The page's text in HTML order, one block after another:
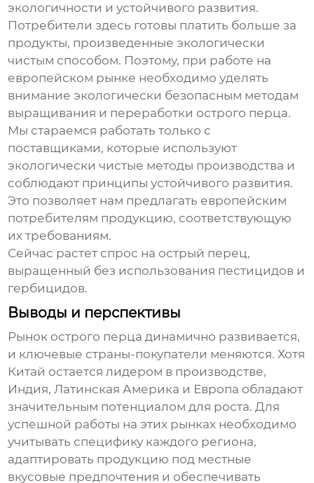
экологичности и устойчивого развития.
Потребители здесь готовы платить больше за
продукты, произведенные экологически
чистым способом. Поэтому, при работе на
европейском рынке необходимо уделять
внимание экологически безопасным методам
выращивания и переработки острого перца.
Мы стараемся работать только с
поставщиками, которые используют
экологически чистые методы производства и
соблюдают принципы устойчивого развития.
Это позволяет нам предлагать европейским
потребителям продукцию, соответствующую
их требованиям.
Сейчас растет спрос на острый перец,
выращенный без использования пестицидов и
гербицидов.
Выводы и перспективы
Рынок острого перца динамично развивается,
и ключевые страны-покупатели меняются. Хотя
Китай остается лидером в производстве,
Индия, Латинская Америка и Европа обладают
значительным потенциалом для роста. Для
успешной работы на этих рынках необходимо
учитывать специфику каждого региона,
адаптировать продукцию под местные
вкусовые предпочтения и обеспечивать